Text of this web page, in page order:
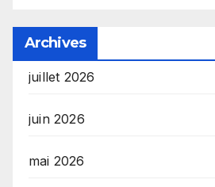
Archives
juillet 2026
juin 2026
mai 2026